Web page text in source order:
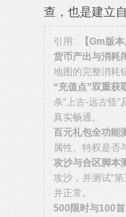
查，也是建立
引用:
【Gm版
货币产出与消耗
地图的完整消耗
“充值点”双重获
杀“上古-远古怪
真实畅通。
百元礼包全功能
属性、特权是否
攻沙与合区脚本
攻沙，并测试“
并正常。
500限时与100